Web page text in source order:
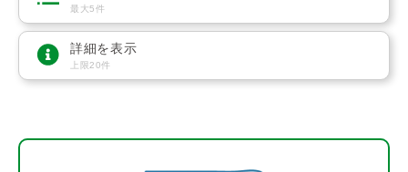
最大5件
詳細を表示
上限20件